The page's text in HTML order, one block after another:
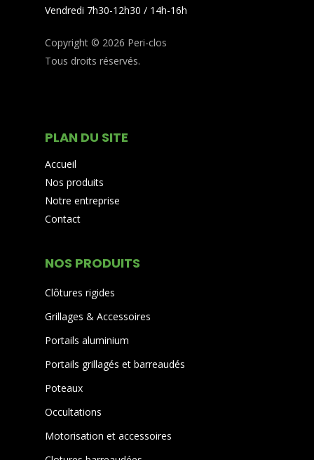
Vendredi 7h30-12h30 / 14h-16h
Copyright © 2026 Peri-clos
Tous droits réservés.
PLAN DU SITE
Accueil
Nos produits
Notre entreprise
Contact
NOS PRODUITS
Clôtures rigides
Grillages & Accessoires
Portails aluminium
Portails grillagés et barreaudés
Poteaux
Occultations
Motorisation et accessoires